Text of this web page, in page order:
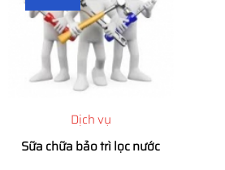
Dịch vụ
Sữa chữa bảo trì lọc nước